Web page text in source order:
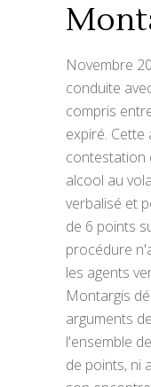
Novembre
conduite
compris
expiré. Cette
contestation
alcool au
verbalisé et
de 6 points
procédure
les agents
Montargis
arguments
l'ensemble
de points, ni